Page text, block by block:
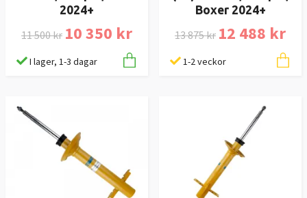
2024+
11 500 kr 10 350 kr
I lager, 1-3 dagar
Boxer 2024+
13 875 kr 12 488 kr
1-2 veckor